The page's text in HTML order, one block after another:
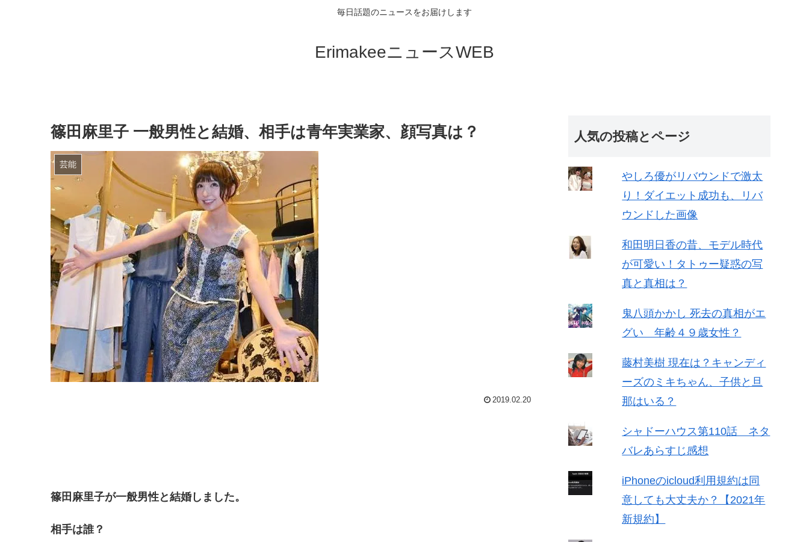
毎日話題のニュースをお届けします
ErimakeeニュースWEB
篠田麻里子 一般男性と結婚、相手は青年実業家、顔写真は？
芸能
2019.02.20
篠田麻里子が一般男性と結婚しました。
相手は誰？
人気の投稿とページ
やしろ優がリバウンドで激太
り！ダイエット成功も、リバ
ウンドした画像
和田明日香の昔、モデル時代
が可愛い！タトゥー疑惑の写
真と真相は？
鬼八頭かかし 死去の真相がエ
グい 年齢４９歳女性？
藤村美樹 現在は？キャンディ
ーズのミキちゃん、子供と旦
那はいる？
シャドーハウス第110話 ネタ
バレあらすじ感想
iPhoneのicloud利用規約は同
意しても大丈夫か？【2021年
新規約】